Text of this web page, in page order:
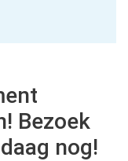
Bezoek
nog!